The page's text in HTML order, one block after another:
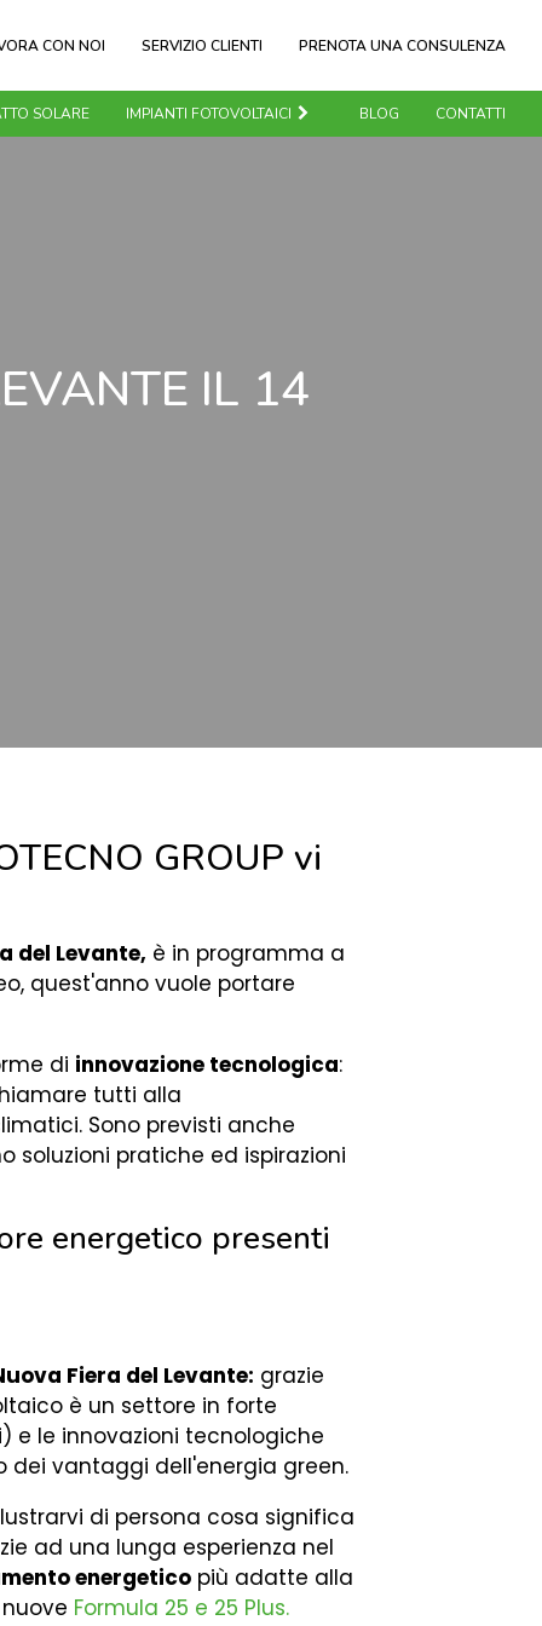
CON NOI SERVIZIO CLIENTI PRENOTA UNA CONSULENZA
SOLARE IMPIANTI FOTOVOLTAICI BLOG CONTATTI
IL 14
GROUP vi
del Levante, è in programma a
quest'anno vuole portare
di innovazione tecnologica:
tutti alla
Sono previsti anche
soluzioni pratiche ed ispirazioni
energetico presenti
Fiera del Levante: grazie
è un settore in forte
e le innovazioni tecnologiche
vantaggi dell'energia green.
di persona cosa significa
ad una lunga esperienza nel
energetico più adatte alla
Formula 25 e 25 Plus.